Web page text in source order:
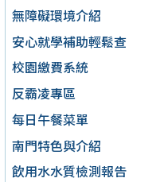
無障礙環境介紹
安心就學補助輕鬆查
校園繳費系統
反霸凌專區
每日午餐菜單
南門特色與介紹
飲用水水質檢測報告